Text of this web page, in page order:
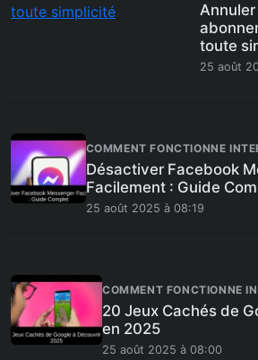
toute
25 août
COMMENT FONCTIONNE
Désactiver Facebook
Facilement : Guide
25 août 2025 à 08:19
COMMENT FONCTIONNE
20 Jeux Cachés de
en 2025
25 août 2025 à 08:00